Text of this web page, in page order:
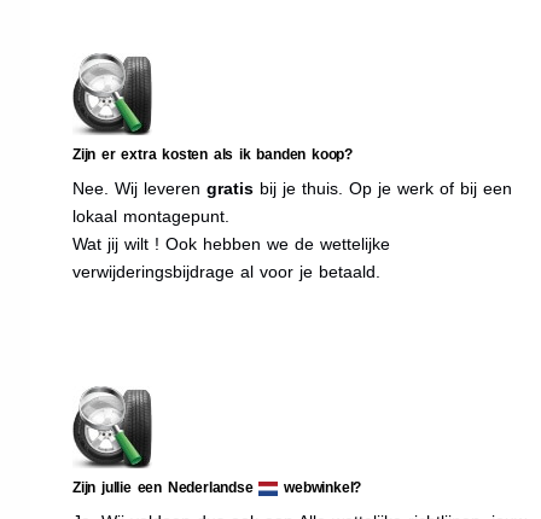
Zijn er extra kosten als ik banden koop?
Nee. Wij leveren gratis bij je thuis. Op je werk of bij een
lokaal montagepunt.
Wat jij wilt ! Ook hebben we de wettelijke
verwijderingsbijdrage al voor je betaald.
Zijn jullie een Nederlandse webwinkel?